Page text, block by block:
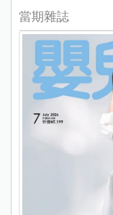
當期雜誌